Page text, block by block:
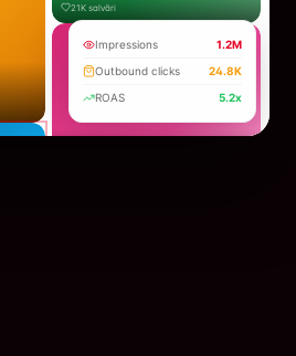
21K salvări
Impressions
1.2M
Outbound clicks
24.8K
ROAS
5.2x